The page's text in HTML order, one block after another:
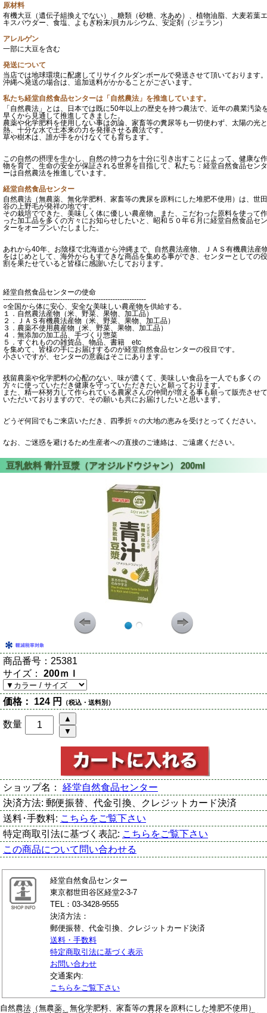
原材料
有機大豆（遺伝子組換えでない）、糖類（砂糖、水あめ）、植物油脂、大麦若葉エ
キスパウダー、食塩、よもぎ粉末/貝カルシウム、安定剤（ジェラン）
アレルゲン
一部に大豆を含む
発送について
当店では地球環境に配慮してリサイクルダンボールで発送させて頂いております。
沖縄へ発送の場合は、追加送料がかかることがございます。
私たち経堂自然食品センターは「自然農法」を推進しています。
「自然農法」とは、日本では既に50年以上の歴史を持つ農法で、近年の農業汚染
早くから見通して推進してきました。
農薬や化学肥料を使用しない事は勿論、家畜等の糞尿等も一切使わず、太陽の光と
熱、十分な水で土本来の力を発揮させる農法です。
草や樹木は、誰が手をかけなくても育ちます。
この自然の摂理を生かし、自然の持つ力を十分に引き出すことによって、健康な作
物を育て、生命の安全が保証される世界を目指して、私たち：経堂自然食品センタ
ーは自然農法を推進しています。
経堂自然食品センター
自然農法（無農薬、無化学肥料、家畜等の糞尿を原料にした堆肥不使用）は、世田
谷の上野毛が発祥の地です。
その栽培でできた、美味しく体に優しい農産物、また、こだわった原料を使って作
った加工品を多くの方々にお知らせしたいと、昭和５０年６月に経堂自然食品セン
ターをオープンいたしました。
あれから40年、お陰様で北海道から沖縄まで、自然農法産物、ＪＡＳ有機農法産
をはじめとして、海外からもすてきな商品を集める事ができ、センターとしての役
割を果たせていると皆様に感謝いたしております。
経堂自然食品センターの使命
------------------------------------------------------------
○全国から体に安心、安全な美味しい農産物を供給する。
１．自然農法産物（米、野菜、果物、加工品）
２．ＪＡＳ有機農法産物（米、野菜、果物、加工品）
３．農薬不使用農産物（米、野菜、果物、加工品）
４．無添加の加工品、手づくり惣菜
５．すぐれものの雑貨品、物品、書籍 etc
を集めて、皆様の手にお届けするのが経堂自然食品センターの役目です。
小さいですが、センターの意義はそこにあります。
残留農薬や化学肥料の心配のない、味が濃くて、美味しい食品を一人でも多くの
方々に使っていただき健康を守っていただきたいと願っております。
また、精一杯努力して作られている農家さんの仲間が増える事も願って販売させて
いただいておりますので、その願いも共にお届けしたいと思います。
どうぞ何回でもご来店いただき、四季折々の大地の恵みを受けとってください。
なお、ご迷惑を避けるため生産者への直接のご連絡は、ご遠慮ください。
商品番号： 25381
サイズ： 200ｍｌ
価格： 124 円 （税込・送料別）
数量
ショップ名： 経堂自然食品センター
決済方法: 郵便振替、代金引換、クレジットカード決済
送料･手数料: こちらをご覧下さい
特定商取引法に基づく表記: こちらをご覧下さい
この商品について問い合わせる
経堂自然食品センター
東京都世田谷区経堂2-3-7
TEL：03-3428-9555
決済方法：
郵便振替、代金引換、クレジットカード決済
送料・手数料
特定商取引法に基づく表示
お問い合わせ
交通案内:
こちらをご覧下さい
自然農法（無農薬、無化学肥料、家畜等の糞尿を原料にした堆肥不使用）